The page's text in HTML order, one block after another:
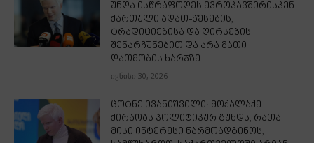
უნდა ისწრაფოდეს ევროკავშირისკენ
ქართული ადათ-წესების,
ტრადიციებისა და ღირსების
შენარჩუნებით და არა მათი
დათმობის ხარჯზე
ივნისი 30, 2026
ცოტნე ივანიშვილი: მოქალაქე
ქირაობს პოლიტიკურ გუნდს, რათა
მისი ინტერესი წარმოადგინოს,